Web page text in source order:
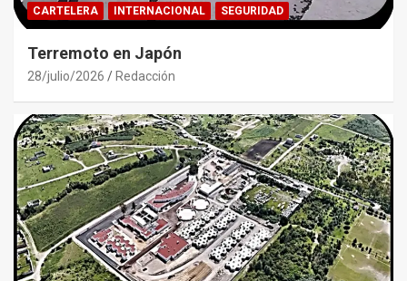
CARTELERA INTERNACIONAL SEGURIDAD
Terremoto en Japón
28/julio/2026 Redacción